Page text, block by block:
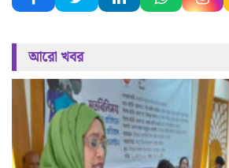
আরো খবর